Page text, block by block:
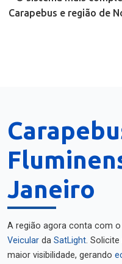
Carapebus e região de
Janeiro
A região agora conta com
Veicular da SatLight. Solicite
maior visibilidade, gerando